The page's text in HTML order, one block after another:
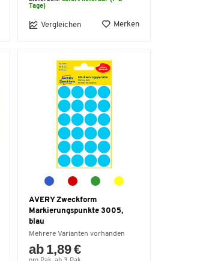
Tage)
Vergleichen Merken
AVERY Zweckform
Markierungspunkte 3005,
blau
Mehrere Varianten vorhanden
ab 1,89 €